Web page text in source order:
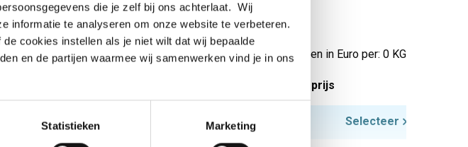
die je zelf bij ons achterlaat. Wij
informatie te analyseren om onze website te verbeteren.
cookies instellen als je niet wilt dat wij bepaalde
en de partijen waarmee wij samenwerken vind je in ons
Statistieken Marketing
profiel
Prijzen in Euro per: 0 KG
Bruto prijs
0,822 Selecteer